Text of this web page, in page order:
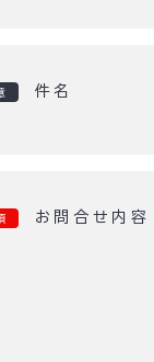
件名
お問合せ内容